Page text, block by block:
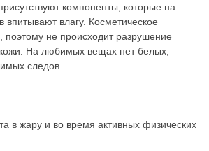
компоненты, которые на
впитывают влагу. Косметическое
поэтому не происходит разрушение
На любимых вещах нет белых,
следов.
в жару и во время активных физических